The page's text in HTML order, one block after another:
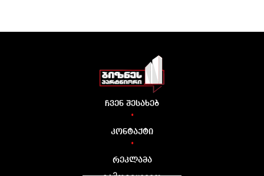
ჩვენ შესახებ
•
კონტაქტი
•
რეკლამა